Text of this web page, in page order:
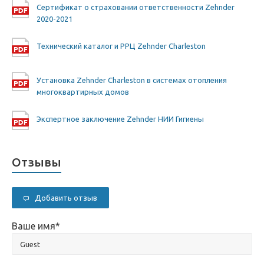
Сертификат о страховании ответственности Zehnder
2020-2021
Технический каталог и РРЦ Zehnder Charleston
Установка Zehnder Charleston в системах отопления
многоквартирных домов
Экспертное заключение Zehnder НИИ Гигиены
Отзывы
Добавить отзыв
Ваше имя*